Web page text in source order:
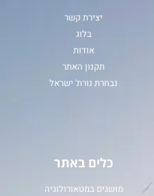
יצירת קשר
בלוג
אודות
תקנון האתר
נבחרת נורת' ישראל
כלים באתר
מושגים במטאורולוגיה